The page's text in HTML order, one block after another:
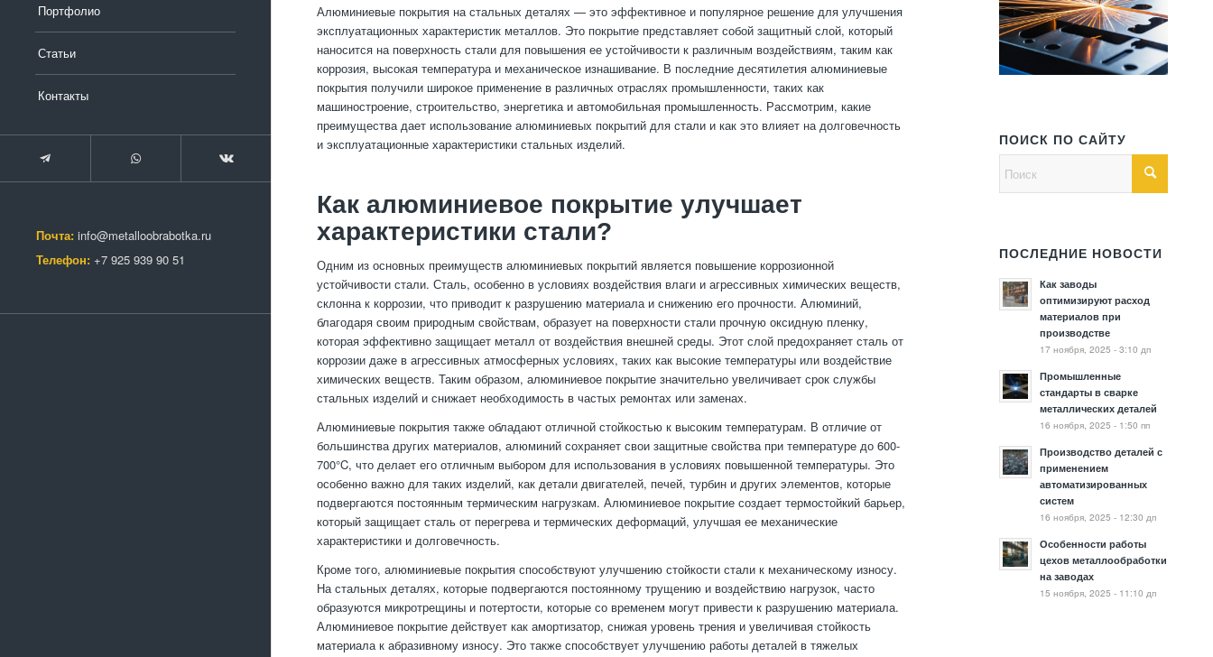
Портфолио
Статьи
Контакты
Почта: info@metalloobrabotka.ru
Телефон: +7 925 939 90 51
Алюминиевые покрытия на стальных деталях — это эффективное и популярное решение для улучшения
эксплуатационных характеристик металлов. Это покрытие представляет собой защитный слой, который
наносится на поверхность стали для повышения ее устойчивости к различным воздействиям, таким как
коррозия, высокая температура и механическое изнашивание. В последние десятилетия алюминиевые
покрытия получили широкое применение в различных отраслях промышленности, таких как
машиностроение, строительство, энергетика и автомобильная промышленность. Рассмотрим, какие
преимущества дает использование алюминиевых покрытий для стали и как это влияет на долговечность
и эксплуатационные характеристики стальных изделий.
Как алюминиевое покрытие улучшает
характеристики стали?
Одним из основных преимуществ алюминиевых покрытий является повышение коррозионной
устойчивости стали. Сталь, особенно в условиях воздействия влаги и агрессивных химических веществ,
склонна к коррозии, что приводит к разрушению материала и снижению его прочности. Алюминий,
благодаря своим природным свойствам, образует на поверхности стали прочную оксидную пленку,
которая эффективно защищает металл от воздействия внешней среды. Этот слой предохраняет сталь от
коррозии даже в агрессивных атмосферных условиях, таких как высокие температуры или воздействие
химических веществ. Таким образом, алюминиевое покрытие значительно увеличивает срок службы
стальных изделий и снижает необходимость в частых ремонтах или заменах.
Алюминиевые покрытия также обладают отличной стойкостью к высоким температурам. В отличие от
большинства других материалов, алюминий сохраняет свои защитные свойства при температуре до 600-
700°C, что делает его отличным выбором для использования в условиях повышенной температуры. Это
особенно важно для таких изделий, как детали двигателей, печей, турбин и других элементов, которые
подвергаются постоянным термическим нагрузкам. Алюминиевое покрытие создает термостойкий барьер,
который защищает сталь от перегрева и термических деформаций, улучшая ее механические
характеристики и долговечность.
Кроме того, алюминиевые покрытия способствуют улучшению стойкости стали к механическому износу.
На стальных деталях, которые подвергаются постоянному трущению и воздействию нагрузок, часто
образуются микротрещины и потертости, которые со временем могут привести к разрушению материала.
Алюминиевое покрытие действует как амортизатор, снижая уровень трения и увеличивая стойкость
материала к абразивному износу. Это также способствует улучшению работы деталей в тяжелых
ПОИСК ПО САЙТУ
ПОСЛЕДНИЕ НОВОСТИ
Как заводы
оптимизируют расход
материалов при
производстве
17 ноября, 2025 - 3:10 дп
Промышленные
стандарты в сварке
металлических деталей
16 ноября, 2025 - 1:50 пп
Производство деталей с
применением
автоматизированных
систем
16 ноября, 2025 - 12:30 дп
Особенности работы
цехов металлообработки
на заводах
15 ноября, 2025 - 11:10 дп